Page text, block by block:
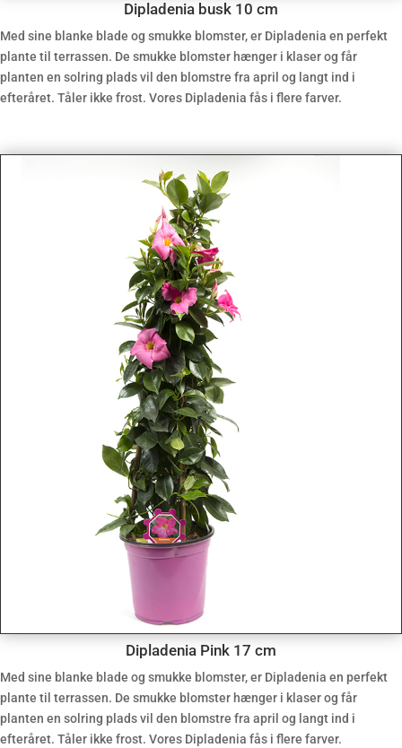
Dipladenia busk 10 cm
Med sine blanke blade og smukke blomster, er Dipladenia en perfekt
plante til terrassen. De smukke blomster hænger i klaser og får
planten en solring plads vil den blomstre fra april og langt ind i
efteråret. Tåler ikke frost. Vores Dipladenia fås i flere farver.
Dipladenia Pink 17 cm
Med sine blanke blade og smukke blomster, er Dipladenia en perfekt
plante til terrassen. De smukke blomster hænger i klaser og får
planten en solring plads vil den blomstre fra april og langt ind i
efteråret. Tåler ikke frost. Vores Dipladenia fås i flere farver.